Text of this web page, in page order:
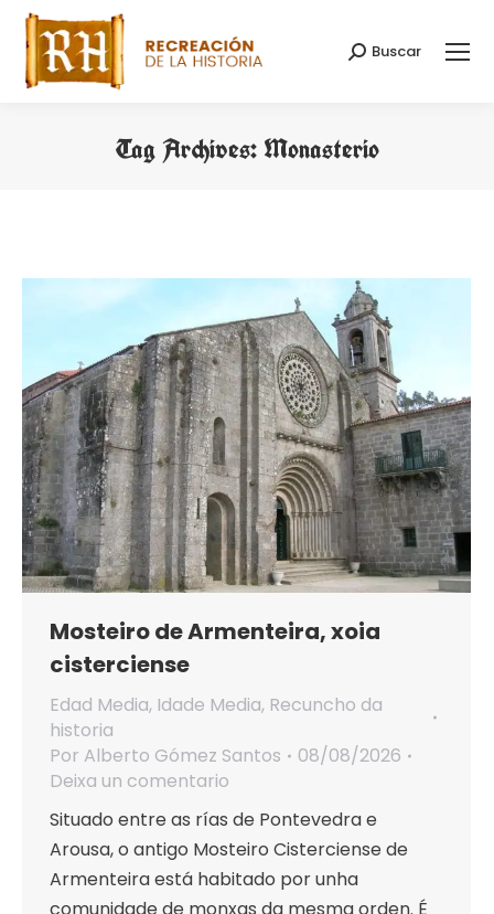
Search:
Buscar
Tag Archives: Monasterio
Mosteiro de Armenteira, xoia
cisterciense
Edad Media, Idade Media, Recuncho da
historia
Por Alberto Gómez Santos
08/08/2026
Deixa un comentario
Situado entre as rías de Pontevedra e
Arousa, o antigo Mosteiro Cisterciense de
Armenteira está habitado por unha